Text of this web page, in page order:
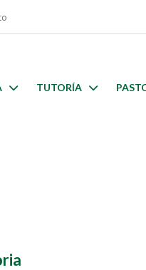
TUTORÍA